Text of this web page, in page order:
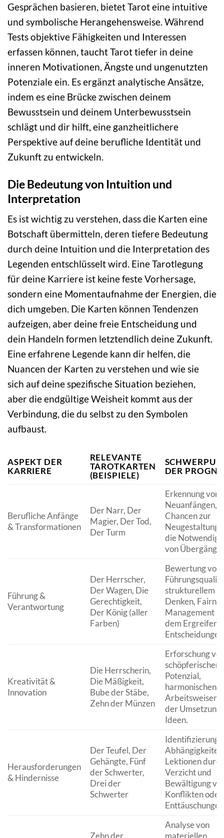
Gesprächen basieren, bietet Tarot eine intuitive
und symbolische Herangehensweise. Während
Tests objektive Fähigkeiten und Interessen
erfassen können, taucht Tarot tiefer in deine
inneren Motivationen, Ängste und ungenutzten
Potenziale ein. Es ergänzt analytische Ansätze,
indem es eine Brücke zwischen deinem
Bewusstsein und deinem Unterbewusstsein
schlägt und dir hilft, eine ganzheitlichere
Perspektive auf deine berufliche Identität und
Zukunft zu entwickeln.
Die Bedeutung von Intuition und
Interpretation
Es ist wichtig zu verstehen, dass die Karten eine
Botschaft übermitteln, deren tiefere Bedeutung
durch deine Intuition und die Interpretation des
Legenden entschlüsselt wird. Eine Tarotlegung
für deine Karriere ist keine feste Vorhersage,
sondern eine Momentaufnahme der Energien, die
dich umgeben. Die Karten können Tendenzen
aufzeigen, aber deine freie Entscheidung und
dein Handeln formen letztendlich deine Zukunft.
Eine erfahrene Legende kann dir helfen, die
Nuancen der Karten zu verstehen und wie sie
sich auf deine spezifische Situation beziehen,
aber die endgültige Weisheit kommt aus der
Verbindung, die du selbst zu den Symbolen
aufbaust.
ASPEKT DER
KARRIERE
RELEVANTE
TAROTKARTEN
(BEISPIELE)
DER
Berufliche Anfänge
& Transformationen
Der Narr, Der
Magier, Der Tod,
Der Turm
Erkennung von
Neuanfängen,
Chancen zur
Neugestaltung
die
von
Führung &
Verantwortung
Der Herrscher,
Der Wagen, Die
Gerechtigkeit,
Der König (aller
Farben)
Bewertung von
strukturellem
Denken,
Management
dem Ergreifen
Kreativität &
Innovation
Die Herrscherin,
Die Mäßigkeit,
Bube der Stäbe,
Zehn der Münzen
Erforschung
schöpferischem
Potenzial,
harmonischen
Arbeitsweisen
der Umsetzung
Ideen.
Herausforderungen
& Hindernisse
Der Teufel, Der
Gehängte, Fünf
der Schwerter,
Drei der
Schwerter
Identifizierung
Lektionen durch
Verzicht und
Bewältigung
Konflikten oder
Zehn der
Analyse von
materiellen